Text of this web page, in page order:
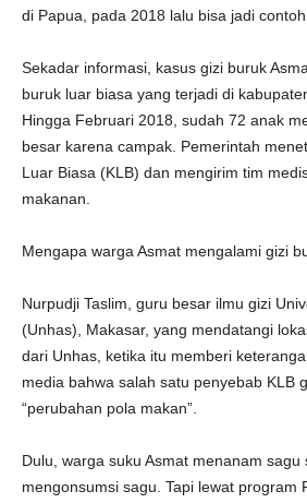
di Papua, pada 2018 lalu bisa jadi contoh
Sekadar informasi, kasus gizi buruk
buruk luar biasa yang terjadi di
Hingga Februari 2018, sudah 72 anak
besar karena campak. Pemerintah
Luar Biasa (KLB) dan mengirim tim
makanan.
Mengapa warga Asmat mengalami gizi
Nurpudji Taslim, guru besar ilmu gizi
(Unhas), Makasar, yang mendatangi
dari Unhas, ketika itu memberi
media bahwa salah satu penyebab KLB
“perubahan pola makan”.
Dulu, warga suku Asmat menanam sagu
mengonsumsi sagu. Tapi lewat program